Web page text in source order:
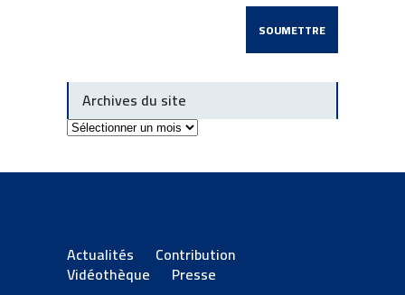
Archives du site
Archives
du
Actualités Contribution
Vidéothèque Presse